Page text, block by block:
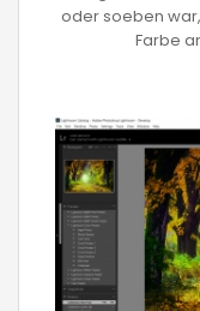
oder soeben
Farbe